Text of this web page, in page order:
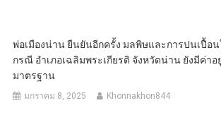
พ่อเมืองน่าน ยืนยันอีกครั้ง มลพิษและการปนเปื้อ
กรณี อำเภอเฉลิมพระเกียรติ จังหวัดน่าน ยังมีค่า
มาตรฐาน
มกราคม 8, 2025 Khonnakhon844